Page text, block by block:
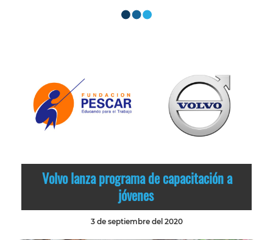
Volvo lanza programa de capacitación a
jóvenes
3 de septiembre del 2020